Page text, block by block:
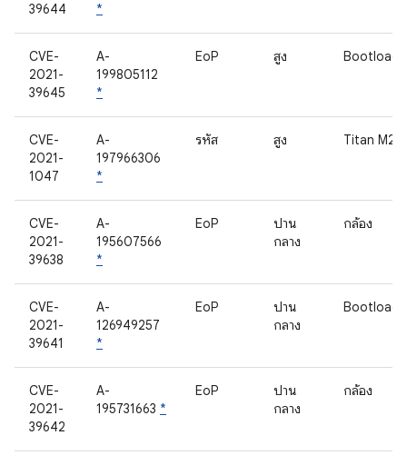
39644
*
CVE-
2021-
39645
A-
199805112
*
EoP สูง
CVE-
2021-
1047
A-
197966306
*
รหัส สูง Titan M2
CVE-
2021-
39638
A-
195607566
*
EoP
ปาน
กลาง
กล้อง
CVE-
2021-
39641
A-
126949257
*
EoP
ปาน
กลาง
CVE-
2021-
39642
A-
195731663 *
EoP
ปาน
กลาง
กล้อง